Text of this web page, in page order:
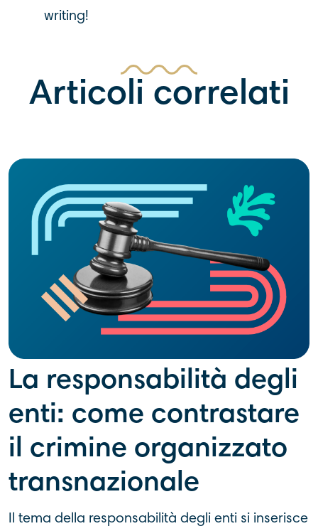
writing!
Articoli correlati
La responsabilità degli
enti: come contrastare
il crimine organizzato
transnazionale
Il tema della responsabilità degli enti si inserisce